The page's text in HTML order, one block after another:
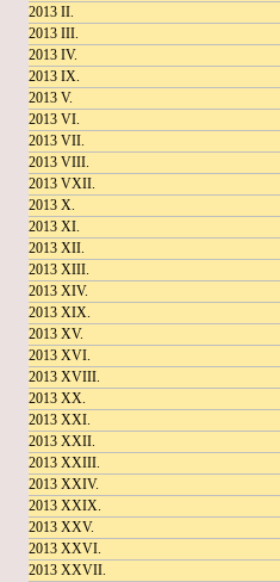
2013 II.
2013 III.
2013 IV.
2013 IX.
2013 V.
2013 VI.
2013 VII.
2013 VIII.
2013 VXII.
2013 X.
2013 XI.
2013 XII.
2013 XIII.
2013 XIV.
2013 XIX.
2013 XV.
2013 XVI.
2013 XVIII.
2013 XX.
2013 XXI.
2013 XXII.
2013 XXIII.
2013 XXIV.
2013 XXIX.
2013 XXV.
2013 XXVI.
2013 XXVII.